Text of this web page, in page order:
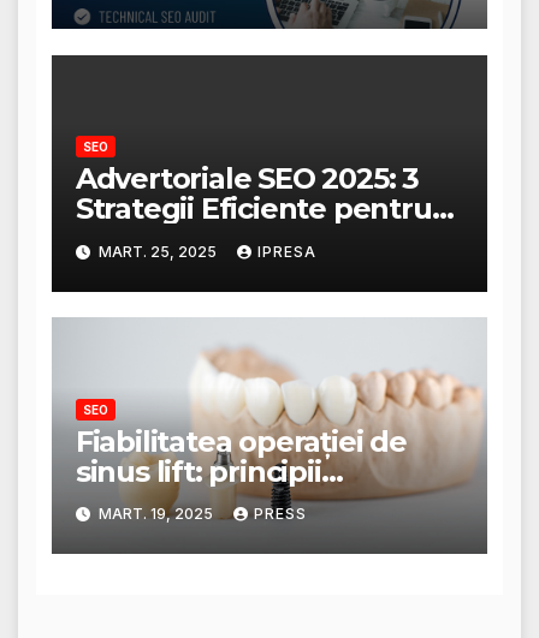
SEO
Advertoriale SEO 2025: 3
Strategii Eficiente pentru
Creșterea Traficului
MART. 25, 2025 IPRESA
SEO
Fiabilitatea operației de
sinus lift: principii
anatomice și tehnici
moderne
MART. 19, 2025 PRESS